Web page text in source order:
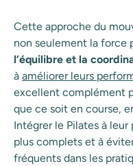
Cette approche du
non seulement la force
l’équilibre et la
à améliorer leurs
excellent complément
que ce soit en course,
Intégrer le Pilates à
plus complets et à
fréquents dans les